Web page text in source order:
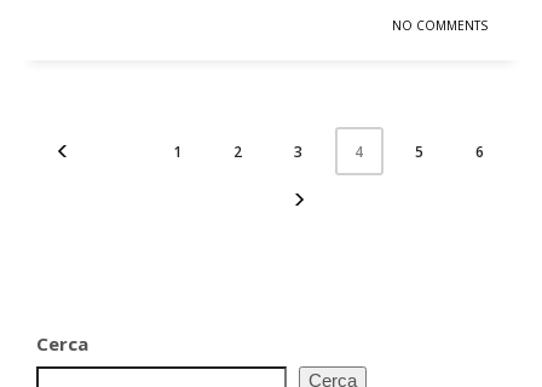
NO COMMENTS
1 2 3 4 5 6
Cerca
Cerca